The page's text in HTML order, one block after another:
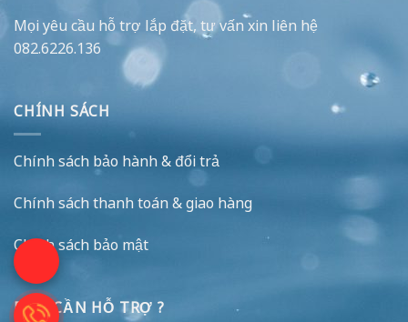
Mọi yêu cầu hỗ trợ lắp đặt, tư vấn xin liên hệ
082.6226.136
CHÍNH SÁCH
Chính sách bảo hành & đổi trả
Chính sách thanh toán & giao hàng
Chính sách bảo mật
BẠN CẦN HỖ TRỢ ?